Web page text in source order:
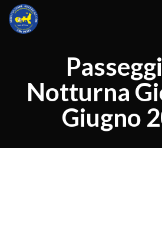
Notturna
Giugno